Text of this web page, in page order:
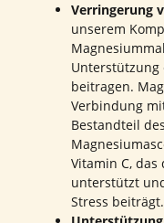
Verringerung
unserem
Unterstützung
beitragen.
Verbindung
Bestandteil
Vitamin C, das
unterstützt
Stress beiträgt.